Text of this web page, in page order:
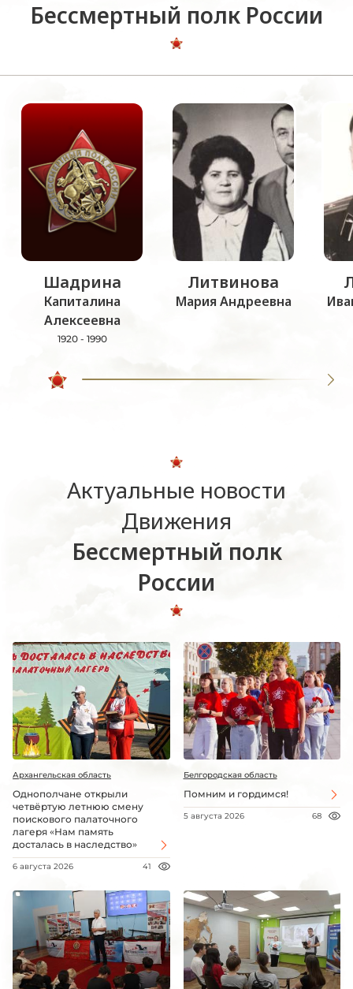
Бессмертный полк России
Шадрина
Капиталина
Алексеевна
1920 - 1990
Литвинова
Мария Андреевна
Актуальные новости
Движения
Бессмертный полк
России
Архангельская область
Однополчане открыли
четвёртую летнюю смену
поискового палаточного
лагеря «Нам память
досталась в наследство»
6 августа 2026 41
Белгородская область
Помним и гордимся!
5 августа 2026 68